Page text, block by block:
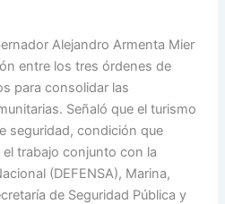
Alejandro Armenta Mier
entre los tres órdenes de
para consolidar las
Señaló que el turismo
seguridad, condición que
trabajo conjunto con la
(DEFENSA), Marina,
de Seguridad Pública y